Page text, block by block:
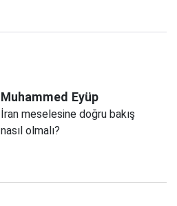
Muhammed Eyüp
İran meselesine doğru bakış
nasıl olmalı?